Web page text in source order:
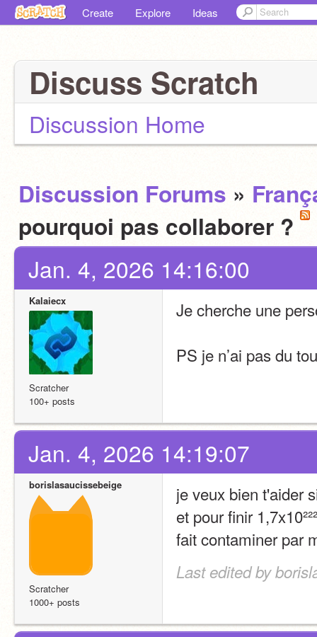
Create Explore Ideas
Discuss Scratch
Discussion Home
Discussion Forums »
pourquoi pas collaborer ?
Jan. 4, 2026 14:16:00
Kalaiecx
Scratcher
100+ posts
Je cherche une
PS je n’ai pas du
Jan. 4, 2026 14:19:07
borislasaucissebeige
Scratcher
1000+ posts
je veux bien t'aider
et pour finir
fait contaminer par
Last edited by